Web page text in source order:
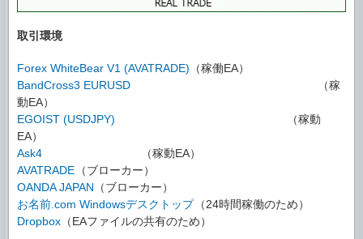
取引環境
Forex WhiteBear V1 (AVATRADE) （稼働EA）
BandCross3 EURUSD
（稼
動EA）
EGOIST (USDJPY)
（稼動
EA）
Ask4
（稼動EA）
AVATRADE （ブローカー）
OANDA JAPAN （ブローカー）
お名前.com Windowsデスクトップ （24時間稼働のため）
Dropbox （EAファイルの共有のため）